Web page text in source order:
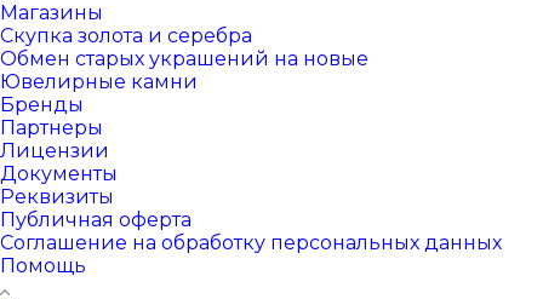
Магазины
Скупка золота и серебра
Обмен старых украшений на новые
Ювелирные камни
Бренды
Партнеры
Лицензии
Документы
Реквизиты
Публичная оферта
Соглашение на обработку персональных данных
Помощь